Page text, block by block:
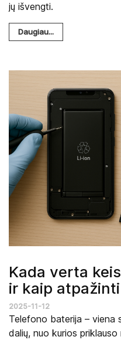
jų išvengti.
Daugiau...
Kada verta
ir kaip
2025-11-12
Telefono baterija – viena
dalių, nuo kurios